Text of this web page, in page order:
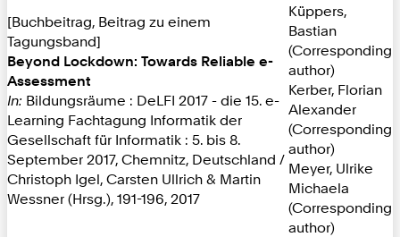
[Buchbeitrag, Beitrag zu einem
Tagungsband]
Beyond Lockdown: Towards Reliable e-
Assessment
In: Bildungsräume : DeLFI 2017 - die 15. e-
Learning Fachtagung Informatik der
Gesellschaft für Informatik : 5. bis 8.
September 2017, Chemnitz, Deutschland /
Christoph Igel, Carsten Ullrich & Martin
Wessner (Hrsg.), 191-196, 2017
Küppers,
Bastian
(Corresponding
author)
Kerber, Florian
Alexander
(Corresponding
author)
Meyer, Ulrike
Michaela
(Corresponding
author)